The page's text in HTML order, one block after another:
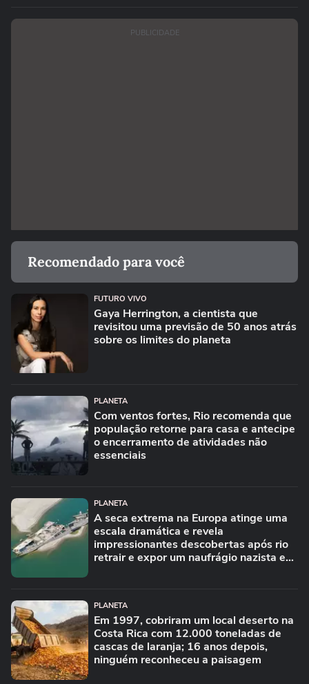
PUBLICIDADE
Recomendado para você
FUTURO VIVO
Gaya Herrington, a cientista que
revisitou uma previsão de 50 anos atrás
sobre os limites do planeta
PLANETA
Com ventos fortes, Rio recomenda que
população retorne para casa e antecipe
o encerramento de atividades não
essenciais
PLANETA
A seca extrema na Europa atinge uma
escala dramática e revela
impressionantes descobertas após rio
retrair e expor um naufrágio nazista e
PLANETA
Em 1997, cobriram um local deserto na
Costa Rica com 12.000 toneladas de
cascas de laranja; 16 anos depois,
ninguém reconheceu a paisagem